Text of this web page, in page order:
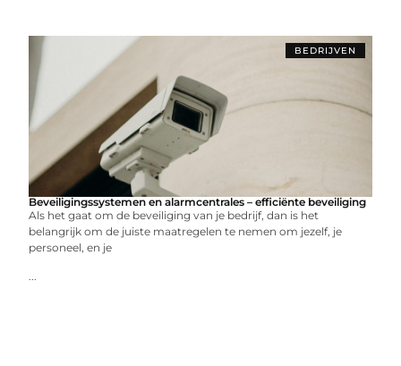
BEDRIJVEN
Beveiligingssystemen en alarmcentrales – efficiënte beveiliging
Als het gaat om de beveiliging van je bedrijf, dan is het
belangrijk om de juiste maatregelen te nemen om jezelf, je
personeel, en je
...